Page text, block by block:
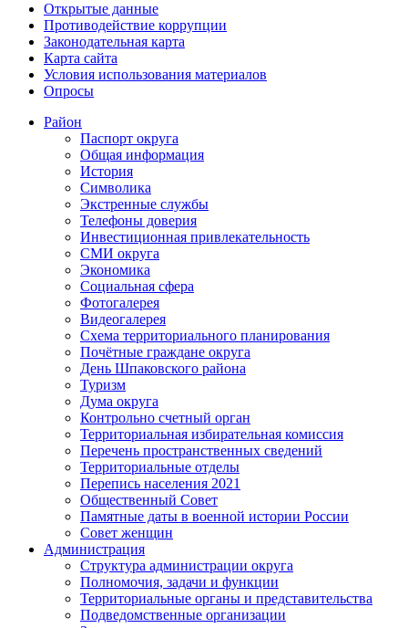
Открытые данные
Противодействие коррупции
Законодательная карта
Карта сайта
Условия использования материалов
Опросы
Район
Паспорт округа
Общая информация
История
Символика
Экстренные службы
Телефоны доверия
Инвестиционная привлекательность
СМИ округа
Экономика
Социальная сфера
Фотогалерея
Видеогалерея
Схема территориального планирования
Почётные граждане округа
День Шпаковского района
Туризм
Дума округа
Контрольно счетный орган
Территориальная избирательная комиссия
Перечень пространственных сведений
Территориальные отделы
Перепись населения 2021
Общественный Совет
Памятные даты в военной истории России
Совет женщин
Администрация
Структура администрации округа
Полномочия, задачи и функции
Территориальные органы и представительства
Подведомственные организации